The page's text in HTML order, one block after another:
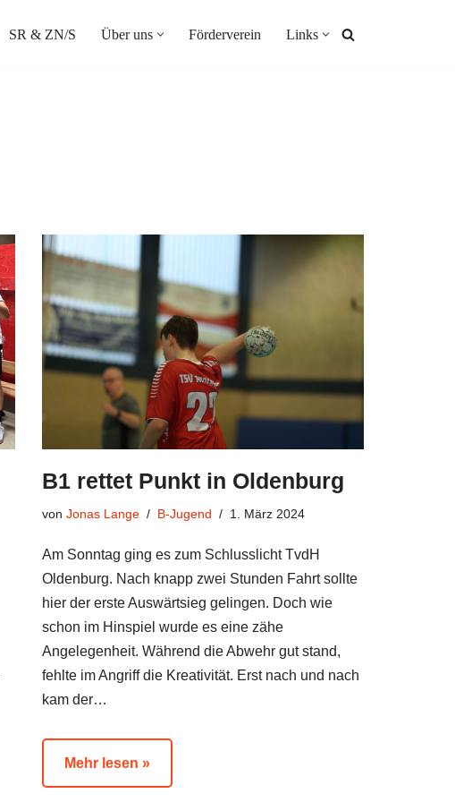
SR & ZN/S Über uns Förderverein Links
B1 rettet Punkt in Oldenburg
von Jonas Lange B-Jugend 1. März 2024
Am Sonntag ging es zum Schlusslicht TvdH
Oldenburg. Nach knapp zwei Stunden Fahrt sollte
hier der erste Auswärtsieg gelingen. Doch wie
schon im Hinspiel wurde es eine zähe
Angelegenheit. Während die Abwehr gut stand,
fehlte im Angriff die Kreativität. Erst nach und nach
kam der…
Mehr lesen »